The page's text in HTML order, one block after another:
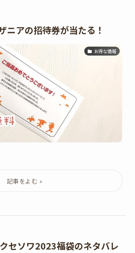
ニアの招待券が当たる！
お得な情報
セソワ2023福袋のネタバレ